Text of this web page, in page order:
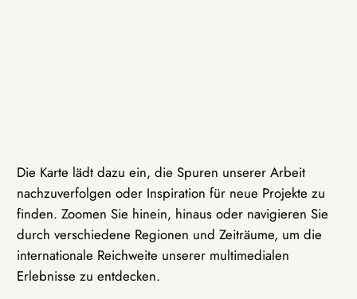
Die Karte lädt dazu ein, die Spuren unserer Arbeit
nachzuverfolgen oder Inspiration für neue Projekte zu
finden. Zoomen Sie hinein, hinaus oder navigieren Sie
durch verschiedene Regionen und Zeiträume, um die
internationale Reichweite unserer multimedialen
Erlebnisse zu entdecken.